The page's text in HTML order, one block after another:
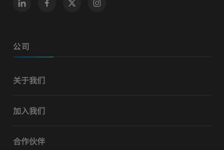
公司
关于我们
加入我们
合作伙伴